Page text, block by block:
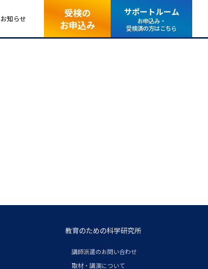
お知らせ
受検の
お申込み
サポートルーム
お申込み・
受検済の方はこちら
教育のための科学研究所
講師派遣のお問い合わせ
取材・講演について